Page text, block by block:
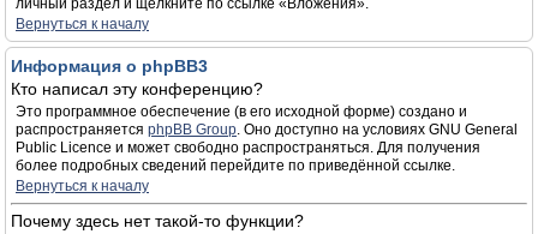
личный раздел и щёлкните по ссылке «Вложения».
Вернуться к началу
Информация о phpBB3
Кто написал эту конференцию?
Это программное обеспечение (в его исходной форме) создано и
распространяется phpBB Group. Оно доступно на условиях GNU General
Public Licence и может свободно распространяться. Для получения
более подробных сведений перейдите по приведённой ссылке.
Вернуться к началу
Почему здесь нет такой-то функции?